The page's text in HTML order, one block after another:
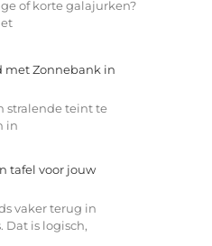
of korte galajurken?
met Zonnebank in
stralende teint te
in
tafel voor jouw
vaker terug in
Dat is logisch,